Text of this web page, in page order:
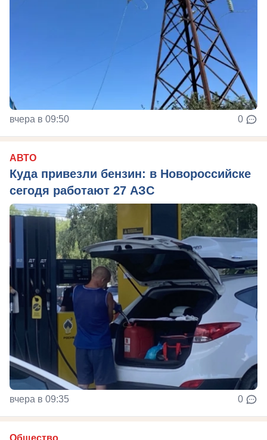
вчера в 09:50 0
АВТО
Куда привезли бензин: в Новороссийске
сегодя работают 27 АЗС
вчера в 09:35 0